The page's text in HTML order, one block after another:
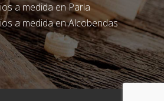
a medida en Parla
a medida en Alcobendas